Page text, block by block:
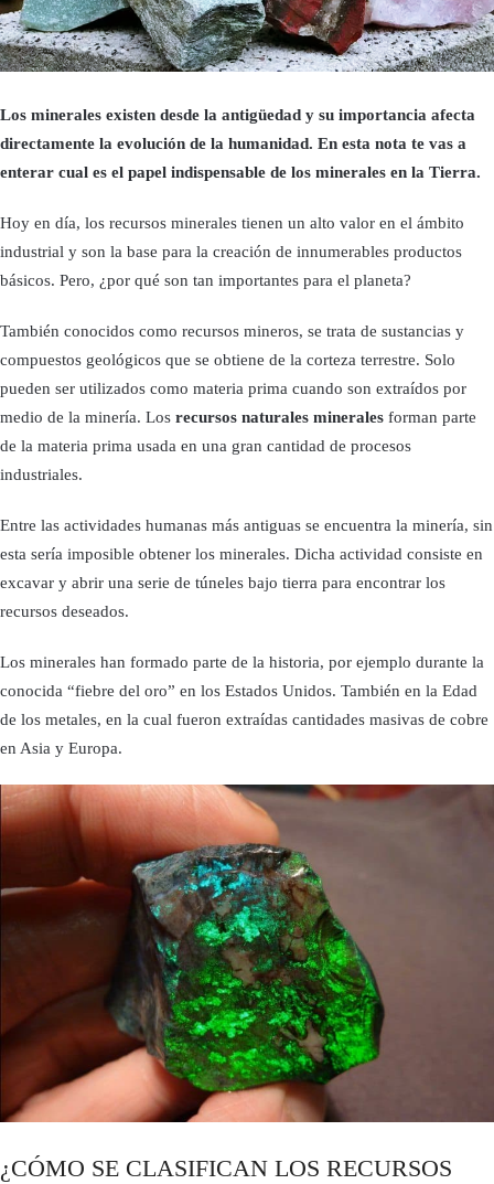
Los minerales existen desde la antigüedad y su importancia afecta
directamente la evolución de la humanidad. En esta nota te vas a
enterar cual es el papel indispensable de los minerales en la Tierra.
Hoy en día, los recursos minerales tienen un alto valor en el ámbito
industrial y son la base para la creación de innumerables productos
básicos. Pero, ¿por qué son tan importantes para el planeta?
También conocidos como recursos mineros, se trata de sustancias y
compuestos geológicos que se obtiene de la corteza terrestre. Solo
pueden ser utilizados como materia prima cuando son extraídos por
medio de la minería. Los recursos naturales minerales forman parte
de la materia prima usada en una gran cantidad de procesos
industriales.
Entre las actividades humanas más antiguas se encuentra la minería, sin
esta sería imposible obtener los minerales. Dicha actividad consiste en
excavar y abrir una serie de túneles bajo tierra para encontrar los
recursos deseados.
Los minerales han formado parte de la historia, por ejemplo durante la
conocida “fiebre del oro” en los Estados Unidos. También en la Edad
de los metales, en la cual fueron extraídas cantidades masivas de cobre
en Asia y Europa.
¿CÓMO SE CLASIFICAN LOS RECURSOS